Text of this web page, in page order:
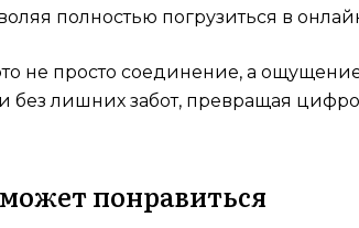
полностью погрузиться в
не просто соединение, а
без лишних забот, превращая
понравиться